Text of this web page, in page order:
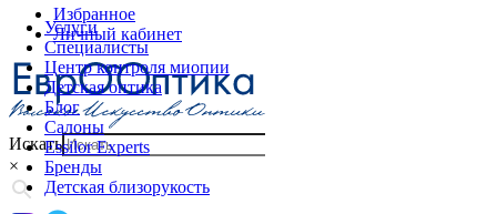
Избранное
Личный кабинет
Искать
×
Услуги
Специалисты
Центр контроля миопии
Детская оптика
Блог
Салоны
Essilor Experts
Бренды
Детская близорукость